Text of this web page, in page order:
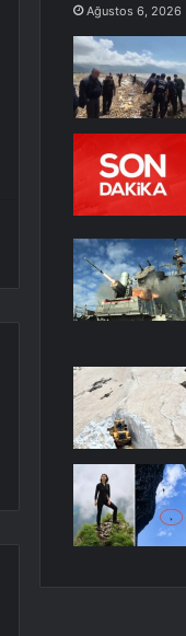
Ağustos 6, 2026